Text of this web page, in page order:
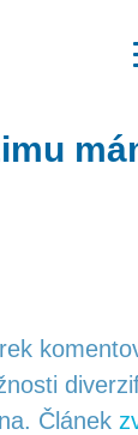
O EGU
ENERGETIKY
Článek